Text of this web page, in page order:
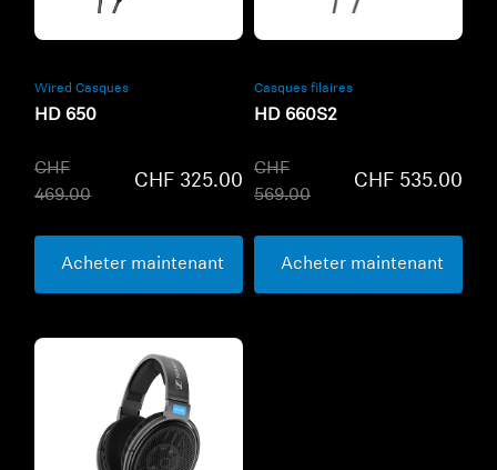
Wired Casques
HD 650
CHF
469.00
CHF 325.00
Acheter maintenant
Casques filaires
HD 660S2
CHF
569.00
CHF 535.00
Acheter maintenant